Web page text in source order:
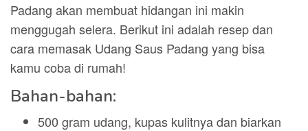
Padang akan membuat hidangan ini makin
menggugah selera. Berikut ini adalah resep dan
cara memasak Udang Saus Padang yang bisa
kamu coba di rumah!
Bahan-bahan:
500 gram udang, kupas kulitnya dan biarkan